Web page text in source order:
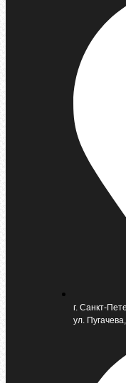
г. Санкт-
ул.